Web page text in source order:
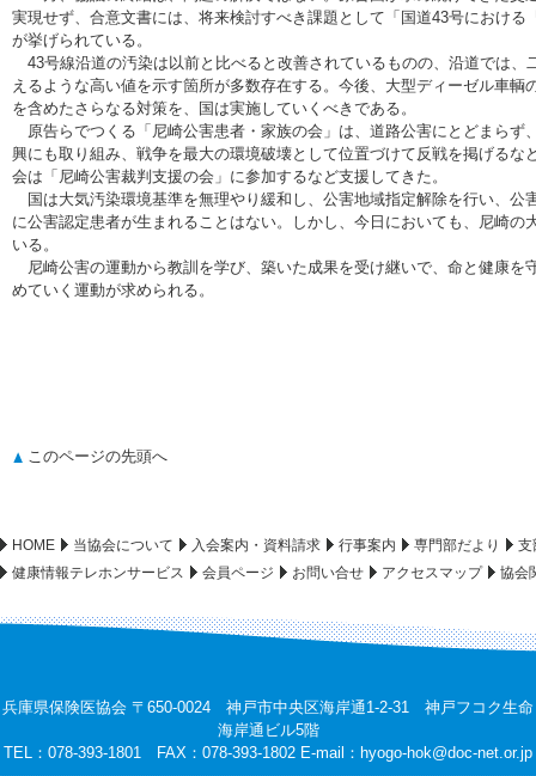
実現せず、合意文書には、将来検討すべき課題として「国道43号における
が挙げられている。
43号線沿道の汚染は以前と比べると改善されているものの、沿道では、
えるような高い値を示す箇所が多数存在する。今後、大型ディーゼル車輌
を含めたさらなる対策を、国は実施していくべきである。
原告らでつくる「尼崎公害患者・家族の会」は、道路公害にとどまらず
興にも取り組み、戦争を最大の環境破壊として位置づけて反戦を掲げるな
会は「尼崎公害裁判支援の会」に参加するなど支援してきた。
国は大気汚染環境基準を無理やり緩和し、公害地域指定解除を行い、公
に公害認定患者が生まれることはない。しかし、今日においても、尼崎の
いる。
尼崎公害の運動から教訓を学び、築いた成果を受け継いで、命と健康を
めていく運動が求められる。
このページの先頭へ
HOME 当協会について 入会案内・資料請求 行事案内 専門部だより
支
健康情報テレホンサービス
会員ページ お問い合せ アクセスマップ 協会
兵庫県保険医協会 〒650-0024 神戸市中央区海岸通1-2-31 神戸フコク生命
海岸通ビル5階
TEL：078-393-1801 FAX：078-393-1802 E-mail： hyogo-hok@doc-net.or.jp